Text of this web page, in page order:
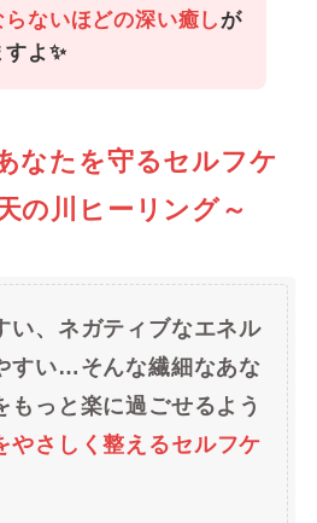
らないほどの深い癒しが
よ✨
なたを守るセルフケ
の川ヒーリング～
い、ネガティブなエネル
すい…そんな繊細なあな
もっと楽に過ごせるよう
やさしく整えるセルフケ